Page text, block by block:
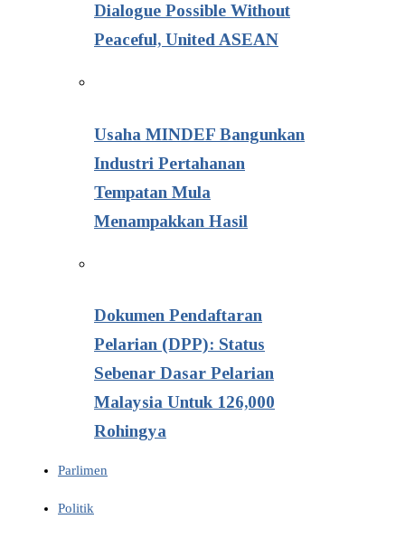
Dialogue Possible Without
Peaceful, United ASEAN
Usaha MINDEF Bangunkan
Industri Pertahanan
Tempatan Mula
Menampakkan Hasil
Dokumen Pendaftaran
Pelarian (DPP): Status
Sebenar Dasar Pelarian
Malaysia Untuk 126,000
Rohingya
Parlimen
Politik